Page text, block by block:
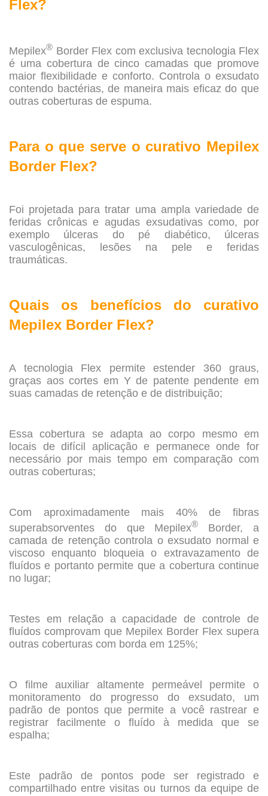
Flex?
Mepilex® Border Flex com exclusiva tecnologia Flex
é uma cobertura de cinco camadas que promove
maior flexibilidade e conforto. Controla o exsudato
contendo bactérias, de maneira mais eficaz do que
outras coberturas de espuma.
Para o que serve o curativo Mepilex
Border Flex?
Foi projetada para tratar uma ampla variedade de
feridas crônicas e agudas exsudativas como, por
exemplo úlceras do pé diabético, úlceras
vasculogênicas, lesões na pele e feridas
traumáticas.
Quais os benefícios do curativo
Mepilex Border Flex?
A tecnologia Flex permite estender 360 graus,
graças aos cortes em Y de patente pendente em
suas camadas de retenção e de distribuição;
Essa cobertura se adapta ao corpo mesmo em
locais de difícil aplicação e permanece onde for
necessário por mais tempo em comparação com
outras coberturas;
Com aproximadamente mais 40% de fibras
superabsorventes do que Mepilex®
Border, a
camada de retenção controla o exsudato normal e
viscoso enquanto bloqueia o extravazamento de
fluídos e portanto permite que a cobertura continue
no lugar;
Testes em relação a capacidade de controle de
fluídos comprovam que Mepilex Border Flex supera
outras coberturas com borda em 125%;
O filme auxiliar altamente permeável permite o
monitoramento do progresso do exsudato, um
padrão de pontos que permite a você rastrear e
registrar facilmente o fluído à medida que se
espalha;
Este padrão de pontos pode ser registrado e
compartilhado entre visitas ou turnos da equipe de